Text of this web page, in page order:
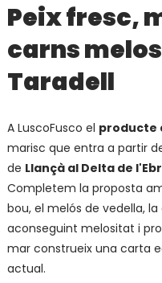
Peix fresc,
carns
Taradell
A LuscoFusco el producte
marisc que entra a partir
de Llançà al Delta de
Completem la proposta
bou, el melós de vedella,
aconseguint melositat i
mar construeix una carta
actual.